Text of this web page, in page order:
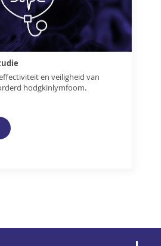
en veiligheid van
hodgkinlymfoom.